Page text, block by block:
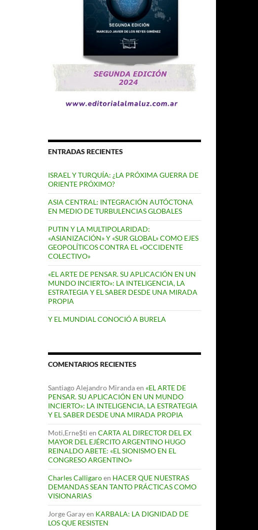
ENTRADAS RECIENTES
ISRAEL Y TURQUÍA: ¿LA PRÓXIMA GUERRA DE
ORIENTE PRÓXIMO?
ASIA CENTRAL: INTEGRACIÓN AUTÓCTONA
EN MEDIO DE TURBULENCIAS GLOBALES
PUTIN Y LA MULTIPOLARIDAD:
«ASIANIZACIÓN» Y «SUR GLOBAL» COMO EJES
GEOPOLÍTICOS CONTRA EL «OCCIDENTE
COLECTIVO»
«EL ARTE DE PENSAR. SU APLICACIÓN EN UN
MUNDO INCIERTO»: LA INTELIGENCIA, LA
ESTRATEGIA Y EL SABER DESDE UNA MIRADA
PROPIA
Y EL MUNDIAL CONOCIÓ A BURELA
COMENTARIOS RECIENTES
Santiago Alejandro Mirandaen «EL ARTE DE
PENSAR. SU APLICACIÓN EN UN MUNDO
INCIERTO»: LA INTELIGENCIA, LA ESTRATEGIA
Y EL SABER DESDE UNA MIRADA PROPIA
Moti,Erne$ti en CARTA AL DIRECTOR DEL EX
MAYOR DEL EJÉRCITO ARGENTINO HUGO
REINALDO ABETE: «EL SIONISMO EN EL
CONGRESO ARGENTINO»
Charles Calligaroen HACER QUE NUESTRAS
DEMANDAS SEAN TANTO PRÁCTICAS COMO
VISIONARIAS
Jorge Garayen KARBALA: LA DIGNIDAD DE
LOS QUE RESISTEN